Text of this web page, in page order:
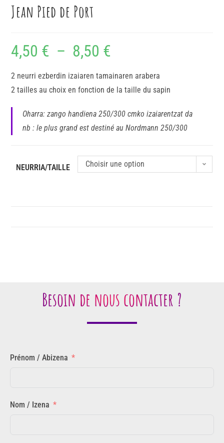
Jean Pied de Port
4,50 € – 8,50 €
2 neurri ezberdin izaiaren tamainaren arabera
2 tailles au choix en fonction de la taille du sapin
Oharra: zango handiena 250/300 cmko izaiarentzat da
nb : le plus grand est destiné au Nordmann 250/300
NEURRIA/TAILLE Choisir une option
Besoin de nous contacter ?
Prénom / Abizena
Nom / Izena